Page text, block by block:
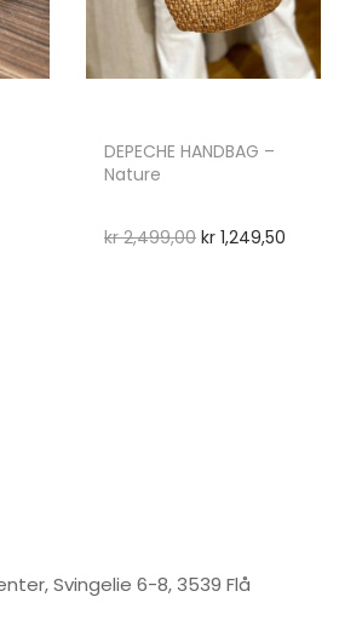
DEPECHE HANDBAG –
Nature
kr2,499,00 kr1,249,50
Svingelie 6-8, 3539 Flå